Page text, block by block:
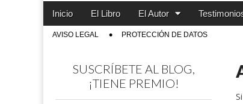
Main
Skip
content
Inicio El Libro El Autor
SubAVISO LEGAL PROTECCIÓN DE DATOS
SUSCRÍBETE AL BLOG,
¡TIENE PREMIO!